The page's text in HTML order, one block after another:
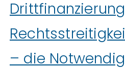
– die